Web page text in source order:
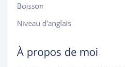
Boisson
Niveau d'anglais
À propos de moi